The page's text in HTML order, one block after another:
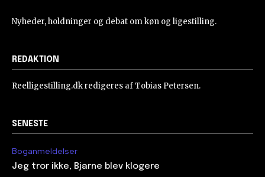
Nyheder, holdninger og debat om køn og ligestilling.
REDAKTION
Reelligestilling.dk redigeres af Tobias Petersen.
SENESTE
Boganmeldelser
Jeg tror ikke, Bjarne blev klogere